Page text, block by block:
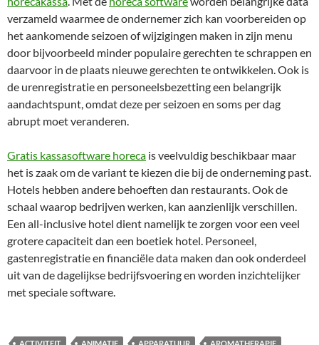
verzameld waarmee de ondernemer zich kan voorbereiden op
het aankomende seizoen of wijzigingen maken in zijn menu
door bijvoorbeeld minder populaire gerechten te schrappen en
daarvoor in de plaats nieuwe gerechten te ontwikkelen. Ook is
de urenregistratie en personeelsbezetting een belangrijk
aandachtspunt, omdat deze per seizoen en soms per dag
abrupt moet veranderen.
Gratis kassasoftware horeca is veelvuldig beschikbaar maar
het is zaak om de variant te kiezen die bij de onderneming past.
Hotels hebben andere behoeften dan restaurants. Ook de
schaal waarop bedrijven werken, kan aanzienlijk verschillen.
Een all-inclusive hotel dient namelijk te zorgen voor een veel
grotere capaciteit dan een boetiek hotel. Personeel,
gastenregistratie en financiële data maken dan ook onderdeel
uit van de dagelijkse bedrijfsvoering en worden inzichtelijker
met speciale software.